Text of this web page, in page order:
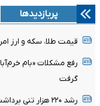
پربازدیدها
قیمت طلا، سکه و ارز امروز
رفع مشکلات «بام
گرفت
رشد ۲۲۰ هزار